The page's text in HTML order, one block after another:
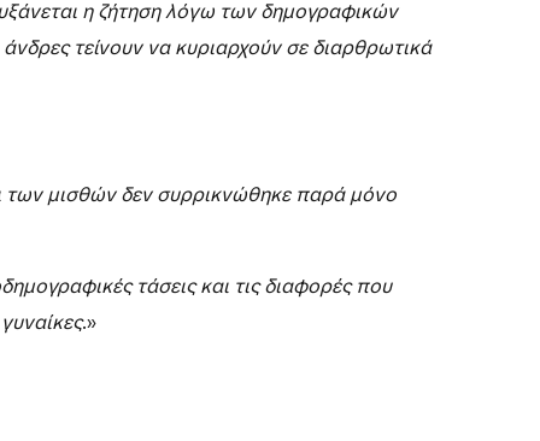
απασχόλησης στις ανεπτυγμένες
η ζήτηση λόγω των δημογραφικών
τείνουν να κυριαρχούν σε διαρθρωτικά
των μισθών δεν συρρικνώθηκε παρά μόνο
τάσεις και τις διαφορές που